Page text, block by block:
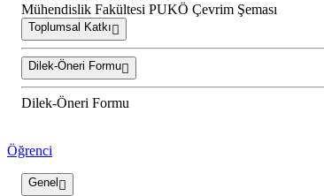
Mühendislik Fakültesi PUKÖ Çevrim Şeması
Toplumsal Katkı
Dilek-Öneri Formu
Dilek-Öneri Formu
Öğrenci
Genel